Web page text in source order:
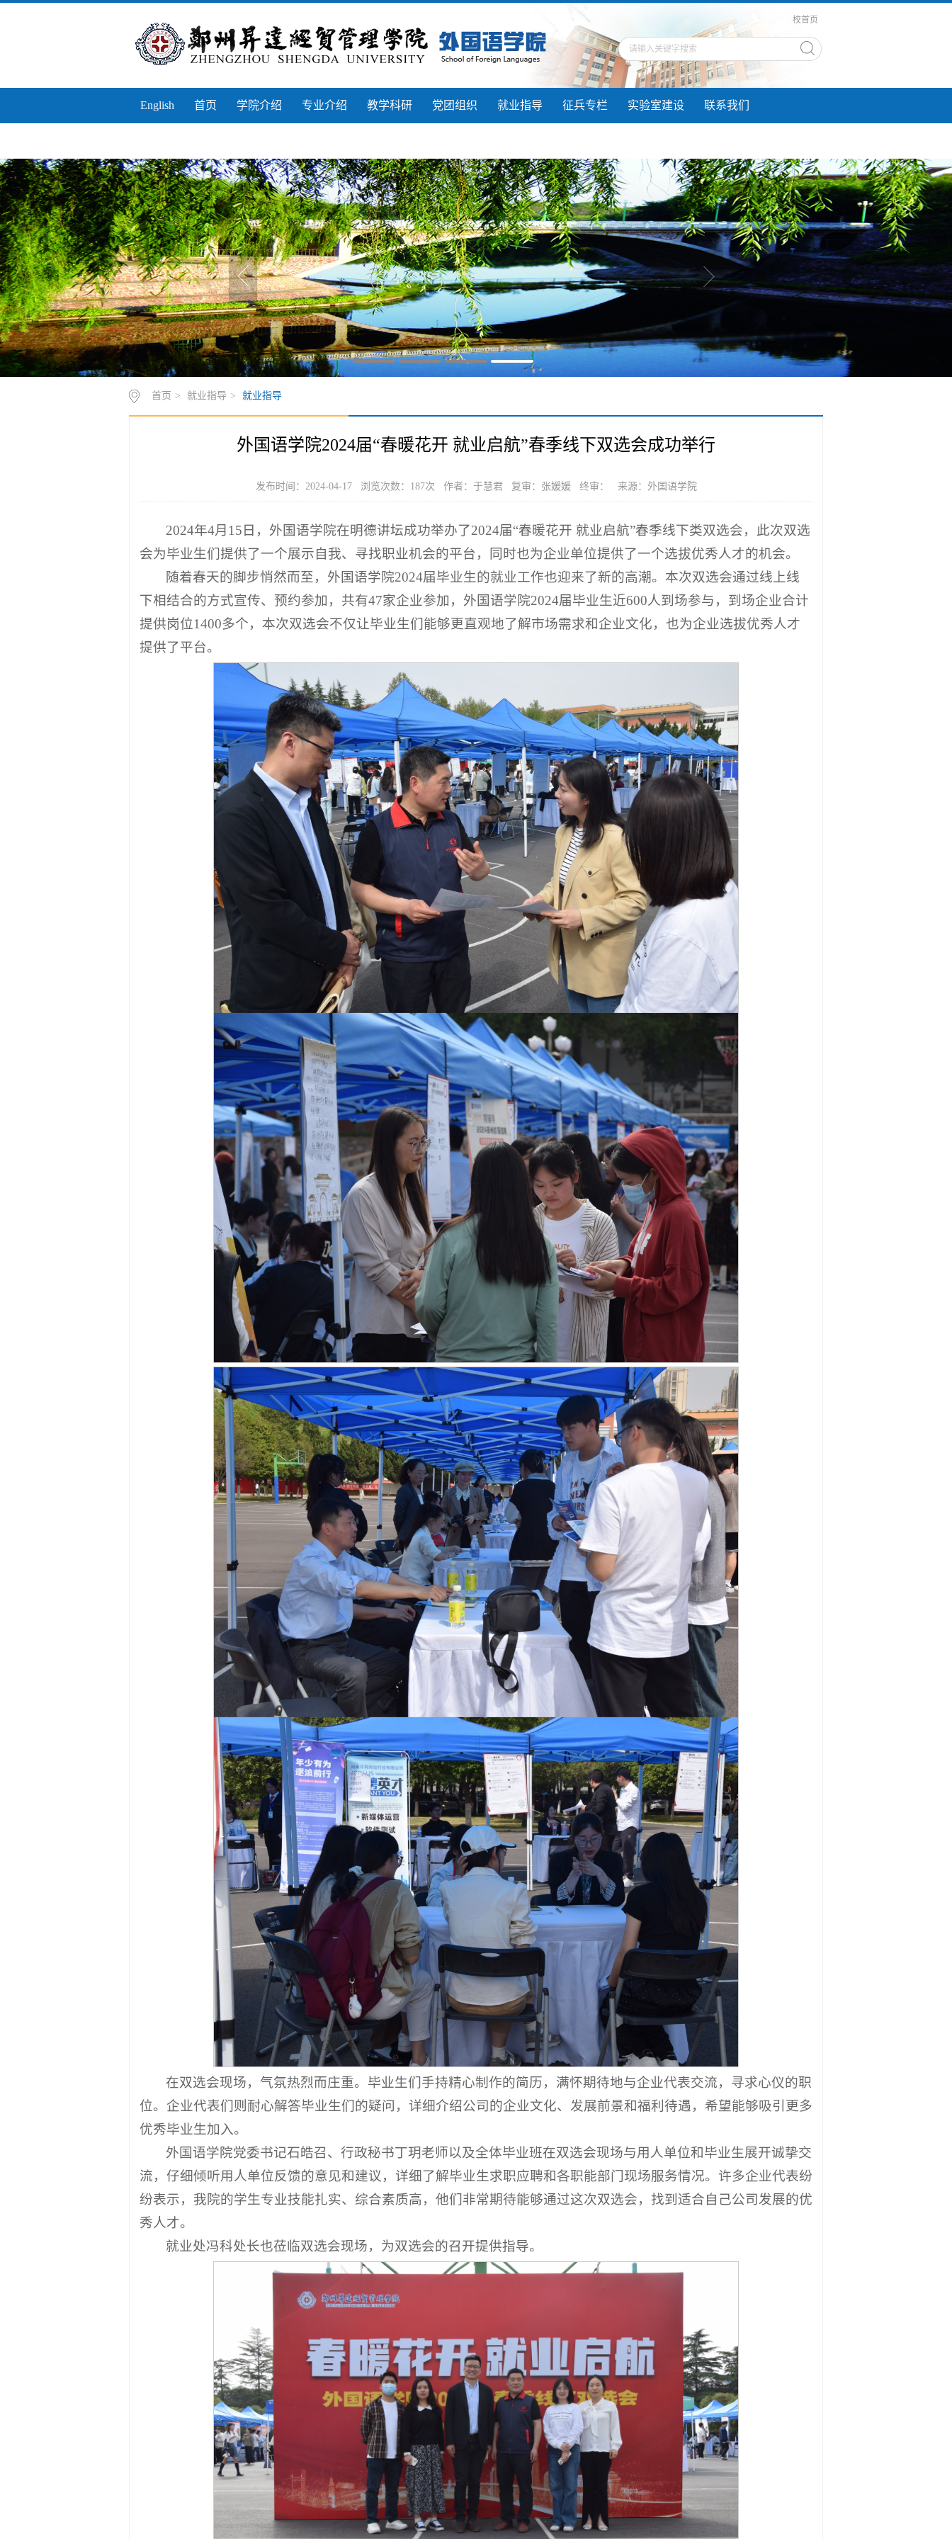
校首页
English 首页 学院介绍 专业介绍 教学科研 党团组织 就业指导 征兵专栏 实验室建设 联系我们
首页 > 就业指导 > 就业指导
外国语学院2024届“春暖花开 就业启航”春季线下双选会成功举行
发布时间：2024-04-17 浏览次数： 187次 作者：于慧君 复审：张媛媛 终审： 来源：外国语学院
2024年4月15日，外国语学院在明德讲坛成功举办了2024届“春暖花开 就业启航”春季线下类双选会，此次双选
会为毕业生们提供了一个展示自我、寻找职业机会的平台，同时也为企业单位提供了一个选拔优秀人才的机会。
随着春天的脚步悄然而至，外国语学院2024届毕业生的就业工作也迎来了新的高潮。本次双选会通过线上线
下相结合的方式宣传、预约参加，共有47家企业参加，外国语学院2024届毕业生近600人到场参与，到场企业合计
提供岗位1400多个，本次双选会不仅让毕业生们能够更直观地了解市场需求和企业文化，也为企业选拔优秀人才
提供了平台。
在双选会现场，气氛热烈而庄重。毕业生们手持精心制作的简历，满怀期待地与企业代表交流，寻求心仪的职
位。企业代表们则耐心解答毕业生们的疑问，详细介绍公司的企业文化、发展前景和福利待遇，希望能够吸引更多
优秀毕业生加入。
外国语学院党委书记石皓召、行政秘书丁玥老师以及全体毕业班在双选会现场与用人单位和毕业生展开诚挚交
流，仔细倾听用人单位反馈的意见和建议，详细了解毕业生求职应聘和各职能部门现场服务情况。许多企业代表纷
纷表示，我院的学生专业技能扎实、综合素质高，他们非常期待能够通过这次双选会，找到适合自己公司发展的优
秀人才。
就业处冯科处长也莅临双选会现场，为双选会的召开提供指导。